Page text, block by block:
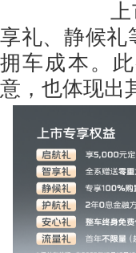
上市期
享礼、静候礼
拥车成本。
意，也体现出